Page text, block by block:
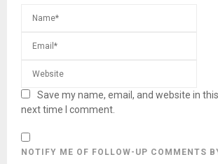
Save my name, email, and website in
next time I comment.
NOTIFY ME OF FOLLOW-UP COMMENTS